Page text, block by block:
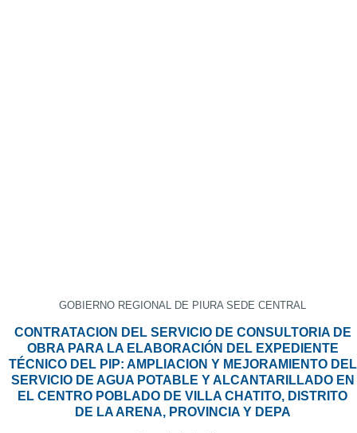
GOBIERNO REGIONAL DE PIURA SEDE CENTRAL
CONTRATACION DEL SERVICIO DE CONSULTORIA DE
OBRA PARA LA ELABORACIÓN DEL EXPEDIENTE
TÉCNICO DEL PIP: AMPLIACION Y MEJORAMIENTO DEL
SERVICIO DE AGUA POTABLE Y ALCANTARILLADO EN
EL CENTRO POBLADO DE VILLA CHATITO, DISTRITO
DE LA ARENA, PROVINCIA Y DEPA